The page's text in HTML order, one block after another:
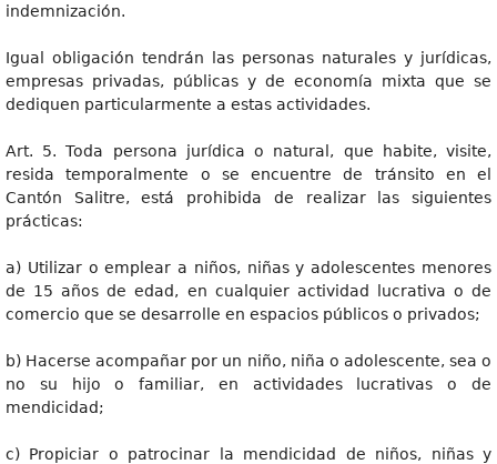
indemnización.
Igual obligación tendrán las personas naturales y jurídicas,
empresas privadas, públicas y de economía mixta que se
dediquen particularmente a estas actividades.
Art. 5. Toda persona jurídica o natural, que habite, visite,
resida temporalmente o se encuentre de tránsito en el
Cantón Salitre, está prohibida de realizar las siguientes
prácticas:
a) Utilizar o emplear a niños, niñas y adolescentes menores
de 15 años de edad, en cualquier actividad lucrativa o de
comercio que se desarrolle en espacios públicos o privados;
b) Hacerse acompañar por un niño, niña o adolescente, sea o
no su hijo o familiar, en actividades lucrativas o de
mendicidad;
c) Propiciar o patrocinar la mendicidad de niños, niñas y